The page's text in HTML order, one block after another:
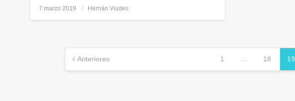
Publicado
7 marzo 2019 Hernán Viudes
Navegación
Anteriores 1 … 18 19